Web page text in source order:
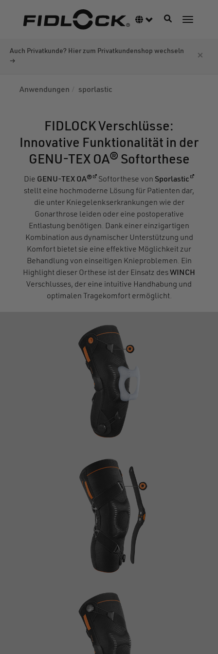
Sprachumschalter
Navigation
Auch Privatkunde? Hier zum Privatkundenshop wechseln
→
×
Anwendungen sporlastic
FIDLOCK Verschlüsse:
Innovative Funktionalität in der
GENU-TEX OA® Softorthese
Die GENU-TEX OA®(öffnet in einem neuen Fenster)
Softorthese von Sporlastic(öffnet
stellt eine hochmoderne Lösung für Patienten dar,
die unter Kniegelenkserkrankungen wie der
Gonarthrose leiden oder eine postoperative
Entlastung benötigen. Dank einer einzigartigen
Kombination aus dynamischer Unterstützung und
Komfort bietet sie eine effektive Möglichkeit zur
Behandlung von einseitigen Knieproblemen. Ein
Highlight dieser Orthese ist der Einsatz des WINCH
Verschlusses, der eine intuitive Handhabung und
optimalen Tragekomfort ermöglicht.